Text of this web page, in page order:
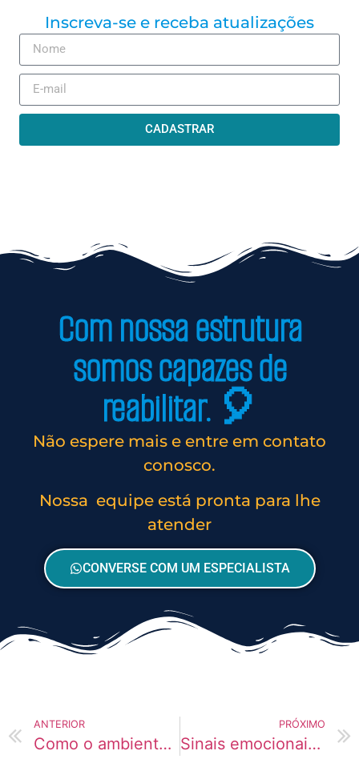
Inscreva-se e receba atualizações
CADASTRAR
Com nossa estrutura
somos capazes de
reabilitar. 🎈
Não espere mais e entre em contato
conosco.
Nossa equipe está pronta para lhe
atender
CONVERSE COM UM ESPECIALISTA
ANTERIOR
Como o ambiente influencia comportamentos repetitivos
PRÓXIMO
Sinais emocionais de que algo interno precisa de atenção